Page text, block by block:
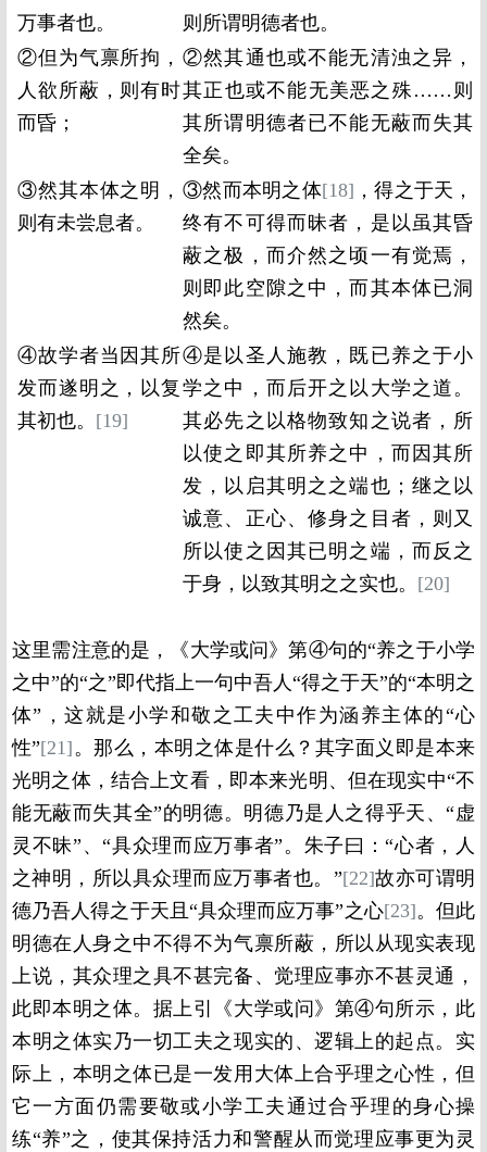
万事者也。
则所谓明德者也。
②但为气禀所拘，
人欲所蔽，则有时
而昏；
②然其通也或不能无清浊之异，
其正也或不能无美恶之殊……则
其所谓明德者已不能无蔽而失其
全矣。
③然其本体之明，
则有未尝息者。
③然而本明之体[18] ，得之于天，
终有不可得而昧者，是以虽其昏
蔽之极，而介然之顷一有觉焉，
则即此空隙之中，而其本体已洞
然矣。
④故学者当因其所
发而遂明之，以复
其初也。 [19]
④是以圣人施教，既已养之于小
学之中，而后开之以大学之道。
其必先之以格物致知之说者，所
以使之即其所养之中，而因其所
发，以启其明之之端也；继之以
诚意、正心、修身之目者，则又
所以使之因其已明之端，而反之
于身，以致其明之之实也。 [20]
这里需注意的是，《大学或问》第④句的“养之于小学
之中”的“之”即代指上一句中吾人“得之于天”的“本明之
体”，这就是小学和敬之工夫中作为涵养主体的“心
性”[21]。那么，本明之体是什么？其字面义即是本来
光明之体，结合上文看，即本来光明、但在现实中“不
能无蔽而失其全”的明德。明德乃是人之得乎天、“虚
灵不昧”、“具众理而应万事者”。朱子曰：“心者，人
之神明，所以具众理而应万事者也。”[22]故亦可谓明
德乃吾人得之于天且“具众理而应万事”之心[23]。但此
明德在人身之中不得不为气禀所蔽，所以从现实表现
上说，其众理之具不甚完备、觉理应事亦不甚灵通，
此即本明之体。据上引《大学或问》第④句所示，此
本明之体实乃一切工夫之现实的、逻辑上的起点。实
际上，本明之体已是一发用大体上合乎理之心性，但
它一方面仍需要敬或小学工夫通过合乎理的身心操
练“养”之，使其保持活力和警醒从而觉理应事更为灵